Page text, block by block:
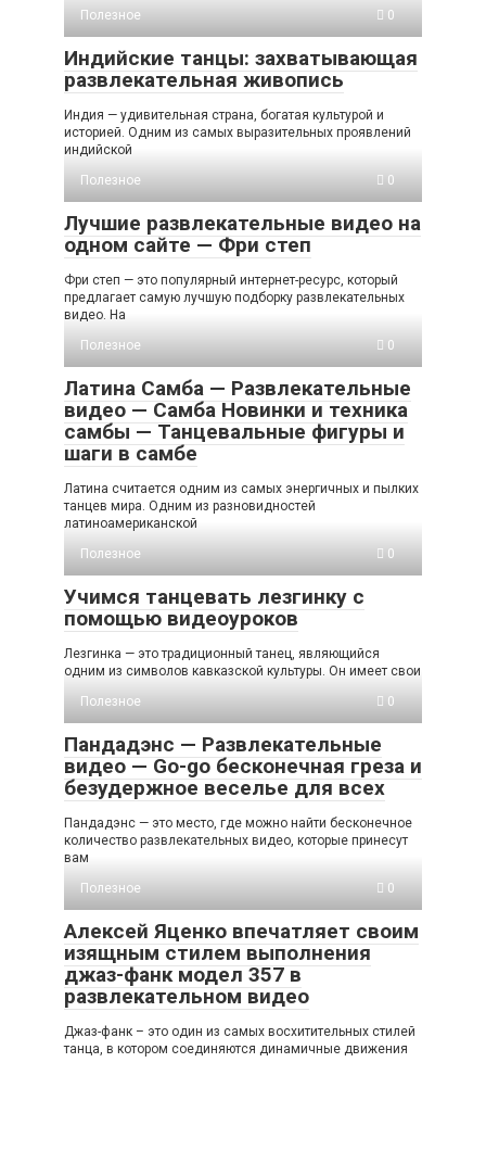
Полезное
0
Индийские танцы: захватывающая
развлекательная живопись
Индия — удивительная страна, богатая культурой и
историей. Одним из самых выразительных проявлений
индийской
Полезное
0
Лучшие развлекательные видео на
одном сайте — Фри степ
Фри степ — это популярный интернет-ресурс, который
предлагает самую лучшую подборку развлекательных
видео. На
Полезное
0
Латина Самба — Развлекательные
видео — Самба Новинки и техника
самбы — Танцевальные фигуры и
шаги в самбе
Латина считается одним из самых энергичных и пылких
танцев мира. Одним из разновидностей
латиноамериканской
Полезное
0
Учимся танцевать лезгинку с
помощью видеоуроков
Лезгинка — это традиционный танец, являющийся
одним из символов кавказской культуры. Он имеет свои
Полезное
0
Пандадэнс — Развлекательные
видео — Go-go бесконечная греза и
безудержное веселье для всех
Пандадэнс — это место, где можно найти бесконечное
количество развлекательных видео, которые принесут
вам
Полезное
0
Алексей Яценко впечатляет своим
изящным стилем выполнения
джаз-фанк модел 357 в
развлекательном видео
Джаз-фанк – это один из самых восхитительных стилей
танца, в котором соединяются динамичные движения